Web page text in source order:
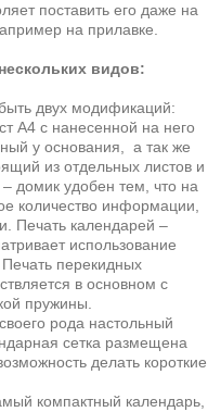
поставить его даже на
на прилавке.
видов:
двух модификаций:
А4 с нанесенной на него
у основания, а так же
из отдельных листов и
домик удобен тем, что на
количество информации,
Печать календарей –
использование
перекидных
в основном с
пружины.
своего рода настольный
сетка размещена
делать короткие
компактный календарь,